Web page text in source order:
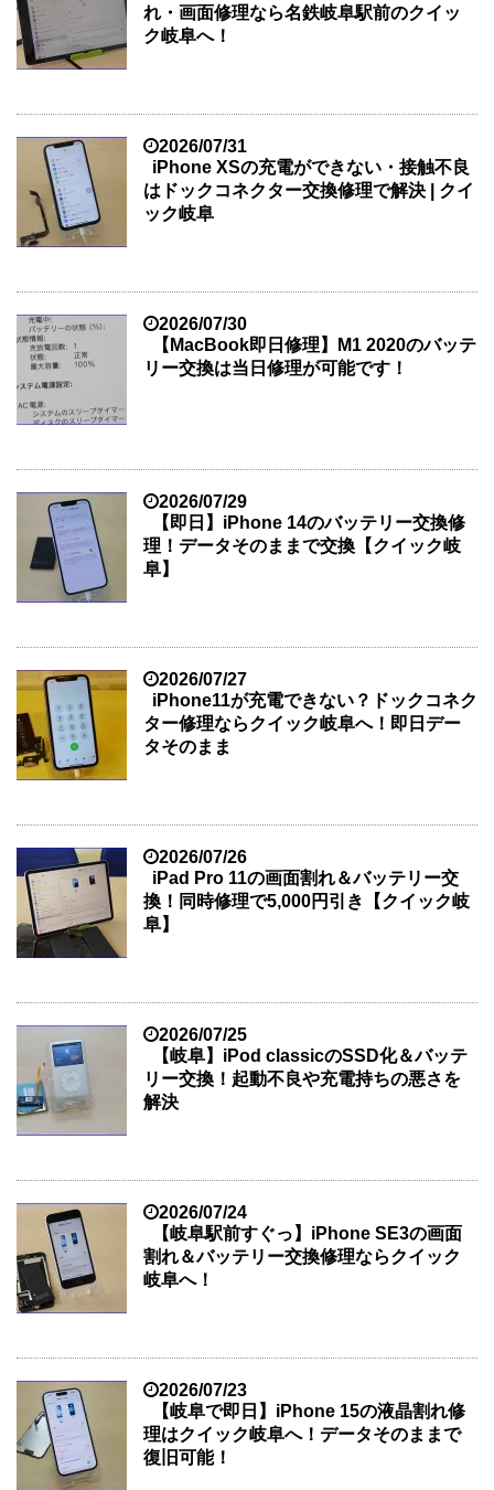
れ・画面修理なら名鉄岐阜駅前のクイッ
ク岐阜へ！
2026/07/31
iPhone XSの充電ができない・接触不良
はドックコネクター交換修理で解決 | クイ
ック岐阜
2026/07/30
【MacBook即日修理】M1 2020のバッテ
リー交換は当日修理が可能です！
2026/07/29
【即日】iPhone 14のバッテリー交換修
理！データそのままで交換【クイック岐
阜】
2026/07/27
iPhone11が充電できない？ドックコネク
ター修理ならクイック岐阜へ！即日デー
タそのまま
2026/07/26
iPad Pro 11の画面割れ＆バッテリー交
換！同時修理で5,000円引き【クイック岐
阜】
2026/07/25
【岐阜】iPod classicのSSD化＆バッテ
リー交換！起動不良や充電持ちの悪さを
解決
2026/07/24
【岐阜駅前すぐっ】iPhone SE3の画面
割れ＆バッテリー交換修理ならクイック
岐阜へ！
2026/07/23
【岐阜で即日】iPhone 15の液晶割れ修
理はクイック岐阜へ！データそのままで
復旧可能！